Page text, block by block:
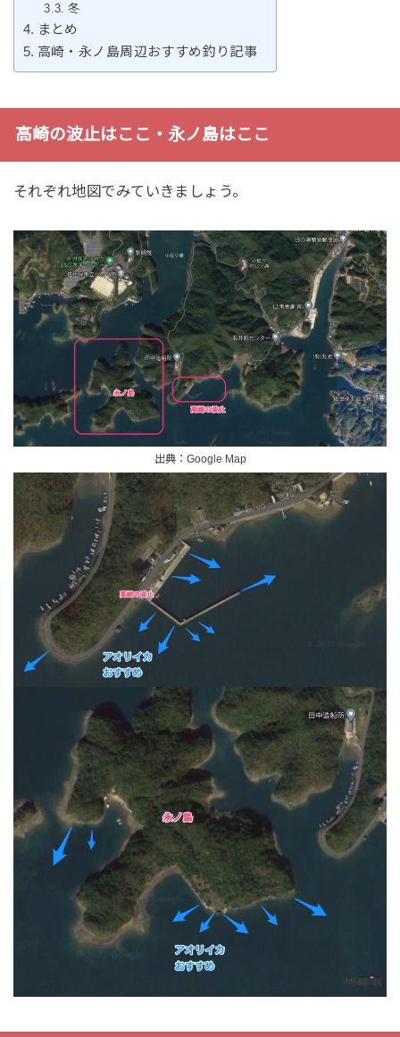
冬
まとめ
高崎・永ノ島周辺おすすめ釣り記事
高崎の波止はここ・永ノ島はここ
それぞれ地図でみていきましょう。
出典：Google Map